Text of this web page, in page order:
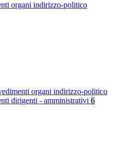
organi indirizzo-politico
organi indirizzo-politico
dirigenti - amministrativi 6